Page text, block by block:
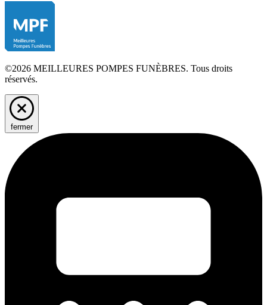
©2026 MEILLEURES POMPES FUNÈBRES. Tous droits
réservés.
fermer